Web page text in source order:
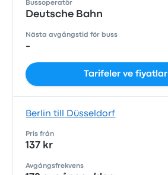
Bussoperatör
Deutsche Bahn
Nästa avgångstid för buss
-
Tarifeler ve fiyatlar
Berlin till Düsseldorf
Pris från
137 kr
Avgångsfrekvens